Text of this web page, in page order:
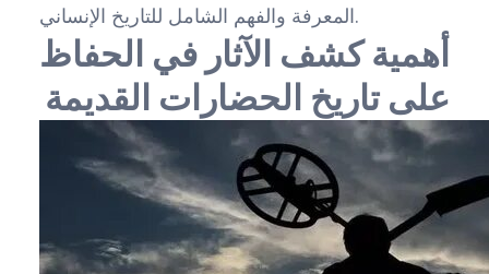
المعرفة والفهم الشامل للتاريخ الإنساني.
أهمية كشف الآثار في الحفاظ
على تاريخ الحضارات القديمة